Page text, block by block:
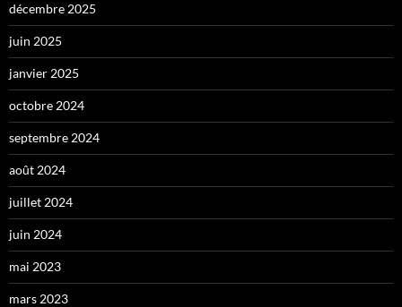
décembre 2025
juin 2025
janvier 2025
octobre 2024
septembre 2024
août 2024
juillet 2024
juin 2024
mai 2023
mars 2023